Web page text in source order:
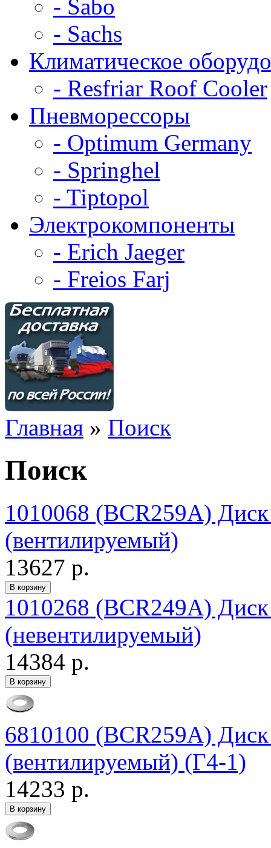
- Sabo
- Sachs
Климатическое
- Resfriar Roof Cooler
Пневморессоры
- Optimum Germany
- Springhel
- Tiptopol
Электрокомпоненты
- Erich Jaeger
- Freios Farj
Главная » Поиск
Поиск
1010068 (BCR259A)
(вентилируемый)
13627 р.
1010268 (BCR249A)
(невентилируемый)
14384 р.
6810100 (BCR259A)
(вентилируемый) (Г4-1)
14233 р.